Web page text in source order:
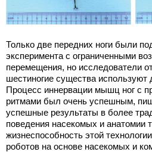
Только две передних ноги были
эксперимента с ограниченными
перемещения, но исследователи
шестиногие существа используют
Процесс иннервации мышц ног с
ритмами был очень успешным,
успешные результаты в более
поведения насекомых и анатомии
жизнеспособность этой
роботов на основе насекомых и